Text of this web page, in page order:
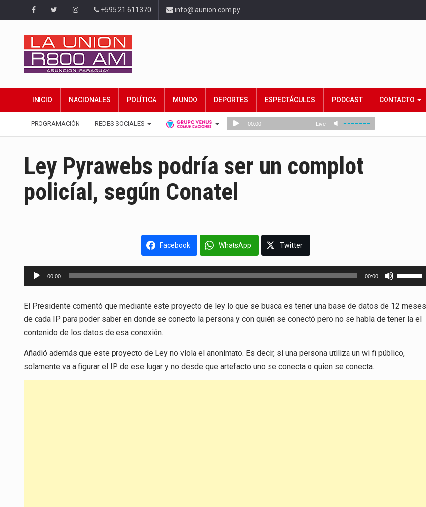
+595 21 611370 info@launion.com.py
INICIO NACIONALES POLÍTICA MUNDO DEPORTES ESPECTÁCULOS PODCAST CONTACTO
PROGRAMACIÓN REDES SOCIALES
Ley Pyrawebs podría ser un complot
policíal, según Conatel
Facebook WhatsApp Twitter
Reproductor
de
00:00 00:00
Utiliza
las
para
o
El Presidente comentó que mediante este proyecto de ley lo que se busca es tener una base de datos de 12 meses
de cada IP para poder saber en donde se conecto la persona y con quién se conectó pero no se habla de tener la el
contenido de los datos de esa conexión.
Añadió además que este proyecto de Ley no viola el anonimato. Es decir, si una persona utiliza un wi fi público,
solamente va a figurar el IP de ese lugar y no desde que artefacto uno se conecta o quien se conecta.